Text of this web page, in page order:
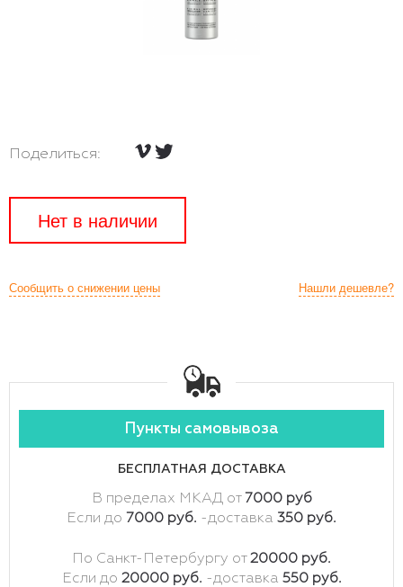
Поделиться:
Нет в наличии
Нашли дешевле?
Сообщить о снижении цены
Пункты самовывоза
БЕСПЛАТНАЯ ДОСТАВКА
В пределах МКАД от 7000 руб
Если до 7000 руб. -доставка 350 руб.
По Санкт-Петербургу от20000 руб.
Если до 20000 руб. -доставка 550 руб.